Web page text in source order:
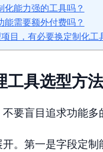
化能力强的工具吗？
能需要额外付费吗？
目，有必要换定制化工
具选型方
要盲目追求功能多
。第一是字段定